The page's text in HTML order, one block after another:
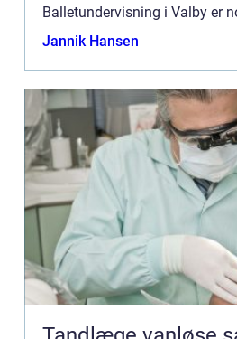
Balletundervisning i Valby er
tilmelde dig i mange
Jannik Hansen